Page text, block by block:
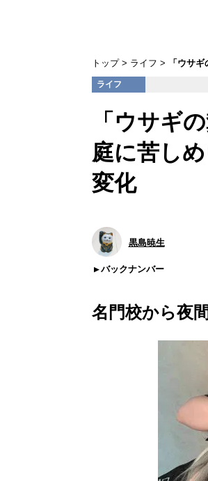
トップ ライフ 「ウサ
ライフ
「ウサギ
庭に苦し
変化
黒島暁生
バックナンバー
名門校から夜